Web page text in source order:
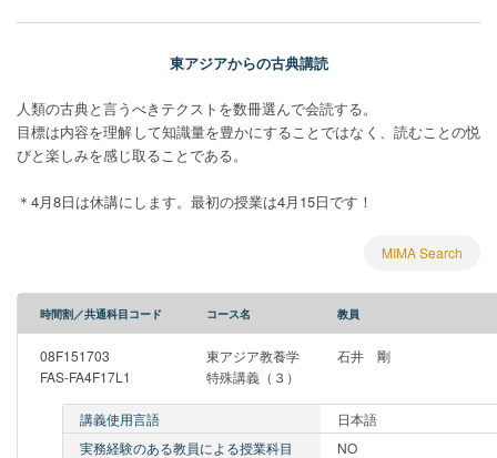
東アジアからの古典講読
人類の古典と言うべきテクストを数冊選んで会読する。
目標は内容を理解して知識量を豊かにすることではなく、読むことの悦
びと楽しみを感じ取ることである。
＊4月8日は休講にします。最初の授業は4月15日です！
MIMA Search
時間割／共通科目コード コース名 教員
08F151703
FAS-FA4F17L1
東アジア教養学
特殊講義（３）
石井 剛
講義使用言語
日本語
実務経験のある教員による授業科目
NO